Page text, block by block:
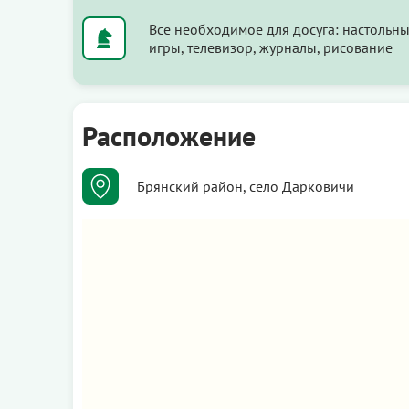
Все необходимое для досуга:
игры, телевизор, журналы, рисование
Расположение
Брянский район, село Дарковичи